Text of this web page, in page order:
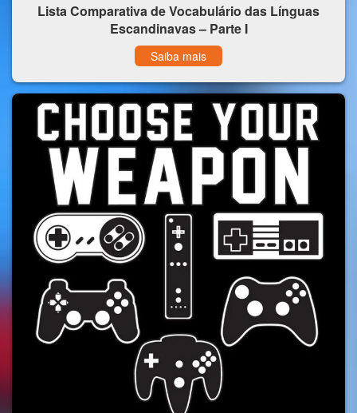
Lista Comparativa de Vocabulário das Línguas
Escandinavas – Parte I
Saiba mais